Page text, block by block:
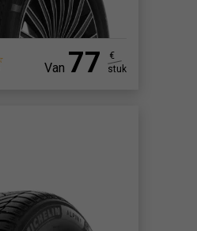
Van 77
€
stuk